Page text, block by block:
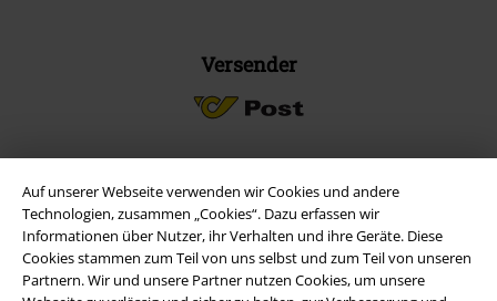
Auf unserer Webseite verwenden wir Cookies und andere
Technologien, zusammen „Cookies“. Dazu erfassen wir
Informationen über Nutzer, ihr Verhalten und ihre Geräte. Diese
Cookies stammen zum Teil von uns selbst und zum Teil von unseren
Partnern. Wir und unsere Partner nutzen Cookies, um unsere
Versender
EMP App
Lade dir jetzt kostenlos unsere neue EMP App runter und genieße
die vielen neuen Funktionen und Vorteile!